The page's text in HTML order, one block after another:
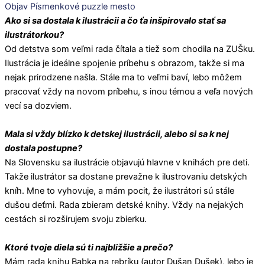
Objav Písmenkové puzzle mesto
Ako si sa dostala k ilustrácii a čo ťa inšpirovalo stať sa
ilustrátorkou?
Od detstva som veľmi rada čítala a tiež som chodila na ZUŠku.
Ilustrácia je ideálne spojenie príbehu s obrazom, takže si ma
nejak prirodzene našla. Stále ma to veľmi baví, lebo môžem
pracovať vždy na novom príbehu, s inou témou a veľa nových
vecí sa dozviem.
Mala si vždy blízko k detskej ilustrácii, alebo si sa k nej
dostala postupne?
Na Slovensku sa ilustrácie objavujú hlavne v knihách pre deti.
Takže ilustrátor sa dostane prevažne k ilustrovaniu detských
kníh. Mne to vyhovuje, a mám pocit, že ilustrátori sú stále
dušou deťmi. Rada zbieram detské knihy. Vždy na nejakých
cestách si rozširujem svoju zbierku.
Ktoré tvoje diela sú ti najbližšie a prečo?
Mám rada knihu Babka na rebríku (autor Dušan Dušek), lebo je